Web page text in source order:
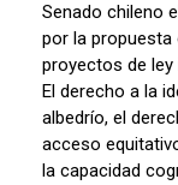
Senado chileno
por la propuesta
proyectos de
El derecho a la
albedrío, el
acceso
la capacidad